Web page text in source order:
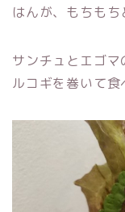
はんが、もちもち
サンチュとエゴ
ルコギを巻いて食